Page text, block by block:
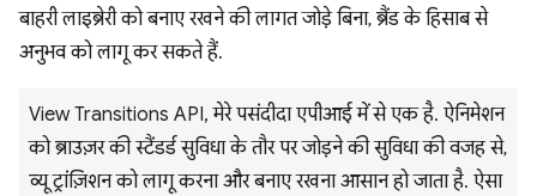
बाहरी लाइब्रेरी को बनाए रखने की लागत जोड़े बिना, ब्रैंड के हिसाब से
अनुभव को लागू कर सकते हैं.
View Transitions API, मेरे पसंदीदा एपीआई में से एक है. ऐनिमेशन
को ब्राउज़र की स्टैंडर्ड सुविधा के तौर पर जोड़ने की सुविधा की वजह से,
व्यू ट्रांज़िशन को लागू करना और बनाए रखना आसान हो जाता है. ऐसा